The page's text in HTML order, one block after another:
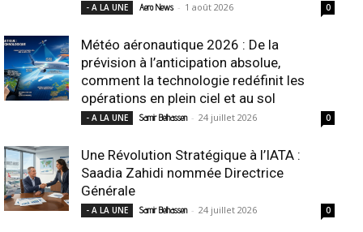
- A LA UNE Aero News - 1 août 2026 0
Météo aéronautique 2026 : De la
prévision à l’anticipation absolue,
comment la technologie redéfinit les
opérations en plein ciel et au sol
- A LA UNE Samir Belhassen - 24 juillet 2026 0
Une Révolution Stratégique à l’IATA :
Saadia Zahidi nommée Directrice
Générale
- A LA UNE Samir Belhassen - 24 juillet 2026 0